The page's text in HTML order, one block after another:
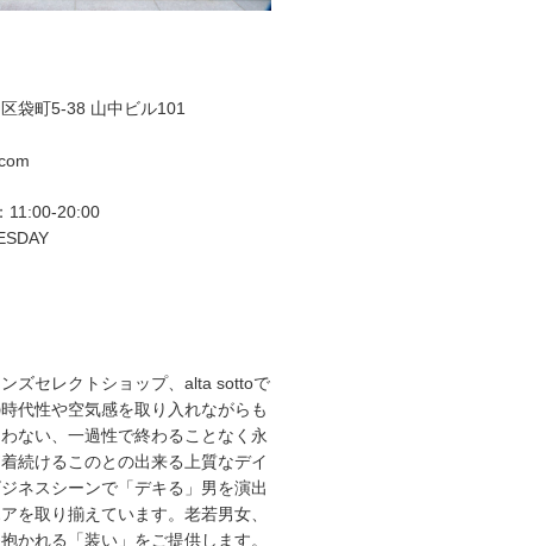
袋町5-38 山中ビル101
11:00-20:00
ズセレクトショップ、alta sottoで
代性や空気感を取り入れながらも
ない、一過性で終わることなく永
続けるこのとの出来る上質なデイ
ネスシーンで「デキる」男を演出
を取り揃えています。老若男女、
かれる「装い」をご提供します。